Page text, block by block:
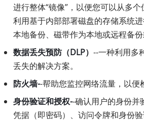
进行整体“镜像”，以便您可以从多
利用基于内部部署磁盘的存储系统
本地备份、磁带作为本地或远程备份
数据丢失预防（DLP） --一种利用多
丢失的解决方案。
防火墙--帮助您监控网络流量，以便
身份验证和授权--确认用户的身份并
凭据（即密码）、访问令牌和身份